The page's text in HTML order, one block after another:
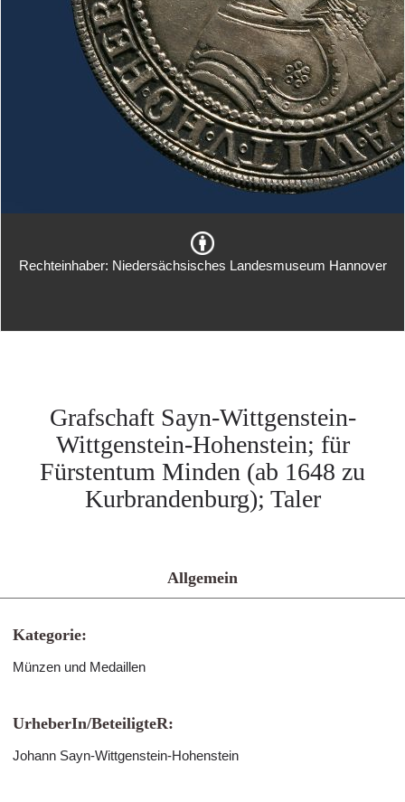
Rechteinhaber: Niedersächsisches Landesmuseum Hannover
Grafschaft Sayn-Wittgenstein-
Wittgenstein-Hohenstein; für
Fürstentum Minden (ab 1648 zu
Kurbrandenburg); Taler
Allgemein
Kategorie:
Münzen und Medaillen
UrheberIn/BeteiligteR:
Johann Sayn-Wittgenstein-Hohenstein